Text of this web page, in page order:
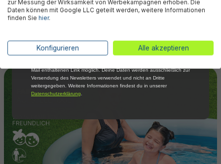
zur Messung der Wirksamkeit von Werbekampagnen erhoben. Die
Daten können mit Google LLC geteilt werden, weitere Informationen
finden Sie hier.
Konfigurieren Alle akzeptieren
*Mit der Anmeldung zum Newsletter stimmst du zu, regelmäßig per E-
Mail über aktuelle Angebote, Aktionen und Produktneuheiten
Mail enthaltenen Link möglich. Deine Daten werden ausschließlich zur
Versendung des Newsletters verwendet und nicht an Dritte
weitergegeben. Weitere Informationen findest du in unserer
Datenschutzerklärung